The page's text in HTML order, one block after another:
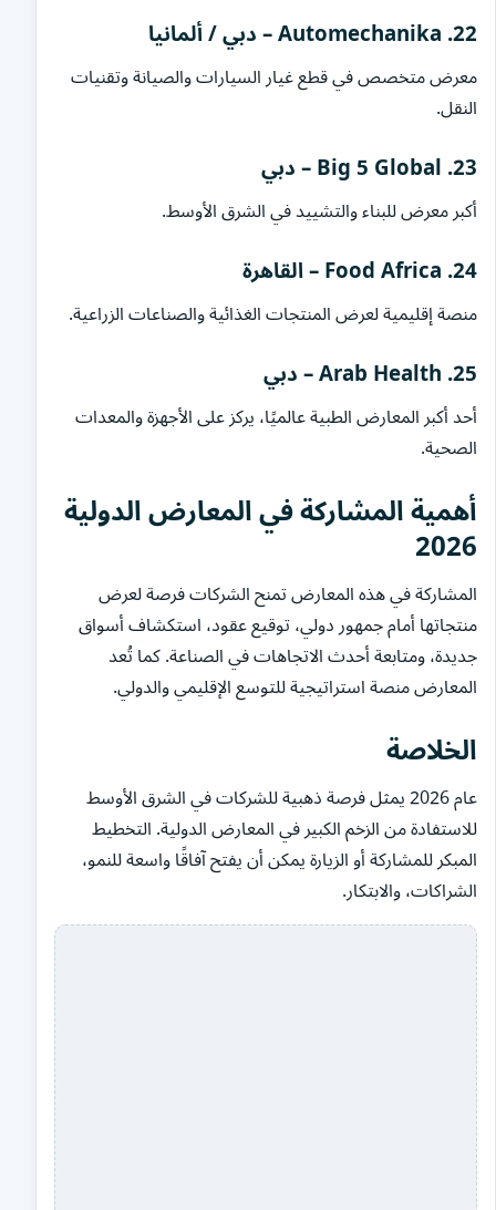
22. Automechanika – دبي / ألمانيا
معرض متخصص في قطع غيار السيارات والصيانة وتقنيات
النقل.
23. Big 5 Global – دبي
أكبر معرض للبناء والتشييد في الشرق الأوسط.
24. Food Africa – القاهرة
منصة إقليمية لعرض المنتجات الغذائية والصناعات الزراعية.
25. Arab Health – دبي
أحد أكبر المعارض الطبية عالميًا، يركز على الأجهزة والمعدات
الصحية.
أهمية المشاركة في المعارض الدولية
2026
المشاركة في هذه المعارض تمنح الشركات فرصة لعرض
منتجاتها أمام جمهور دولي، توقيع عقود، استكشاف أسواق
جديدة، ومتابعة أحدث الاتجاهات في الصناعة. كما تُعد
المعارض منصة استراتيجية للتوسع الإقليمي والدولي.
الخلاصة
عام 2026 يمثل فرصة ذهبية للشركات في الشرق الأوسط
للاستفادة من الزخم الكبير في المعارض الدولية. التخطيط
المبكر للمشاركة أو الزيارة يمكن أن يفتح آفاقًا واسعة للنمو،
الشراكات، والابتكار.